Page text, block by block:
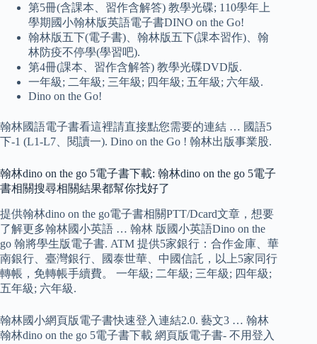
第5冊(含課本、習作含解答) 教學光碟; 110學年上
學期國小翰林版英語電子書DINO on the Go!
翰林版五下(電子書)、翰林版五下(課本習作)、翰
林防疫不停學(學習吧).
第4冊(課本、習作含解答) 教學光碟DVD版.
一年級; 二年級; 三年級; 四年級; 五年級; 六年級.
Dino on the Go!
翰林國語電子書看這裡請直接點您需要的連結 … 國語5
下-1 (L1-L7、閱讀一). Dino on the Go ! 翰林出版事業股.
翰林dino on the go 5電子書下載: 翰林dino on the go 5電子
書相關搜尋相關結果都幫你找好了
提供翰林dino on the go電子書相關PTT/Dcard文章，想要
了解更多翰林國小英語 … 翰林 版國小英語Dino on the
go 翰將學生版電子書. ATM 提供5家銀行：合作金庫、華
南銀行、臺灣銀行、國泰世華、中國信託，以上5家同行
轉帳，免轉帳手續費。 一年級; 二年級; 三年級; 四年級;
五年級; 六年級.
翰林國小網頁版電子書快速登入連結2.0. 藝文3 … 翰林
翰林dino on the go 5電子書下載 網頁版電子書- 不用登入